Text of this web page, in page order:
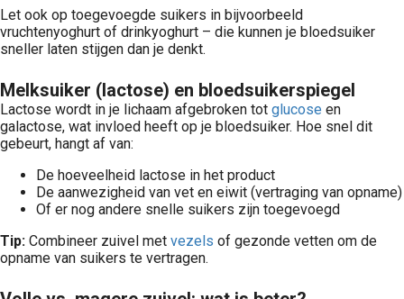
Let ook op toegevoegde suikers in bijvoorbeeld
vruchtenyoghurt of drinkyoghurt – die kunnen je bloedsuiker
sneller laten stijgen dan je denkt.
Melksuiker (lactose) en bloedsuikerspiegel
Lactose wordt in je lichaam afgebroken tot glucose en
galactose, wat invloed heeft op je bloedsuiker. Hoe snel dit
gebeurt, hangt af van:
De hoeveelheid lactose in het product
De aanwezigheid van vet en eiwit (vertraging van opname)
Of er nog andere snelle suikers zijn toegevoegd
Tip: Combineer zuivel met vezels of gezonde vetten om de
opname van suikers te vertragen.